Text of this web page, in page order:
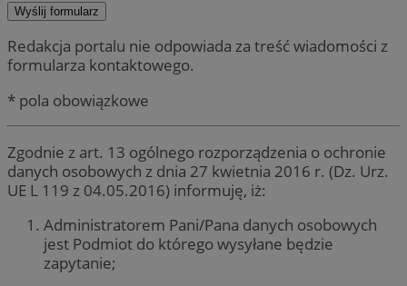
Redakcja portalu nie odpowiada za treść wiadomości z
formularza kontaktowego.
* pola obowiązkowe
Zgodnie z art. 13 ogólnego rozporządzenia o ochronie
danych osobowych z dnia 27 kwietnia 2016 r. (Dz. Urz.
UE L 119 z 04.05.2016) informuję, iż:
Administratorem Pani/Pana danych osobowych
jest Podmiot do którego wysyłane będzie
zapytanie;